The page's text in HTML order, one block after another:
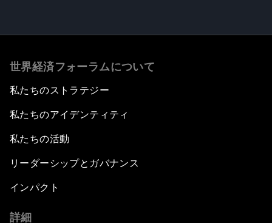
世界経済フォーラムについて
私たちのストラテジー
私たちのアイデンティティ
私たちの活動
リーダーシップとガバナンス
インパクト
詳細